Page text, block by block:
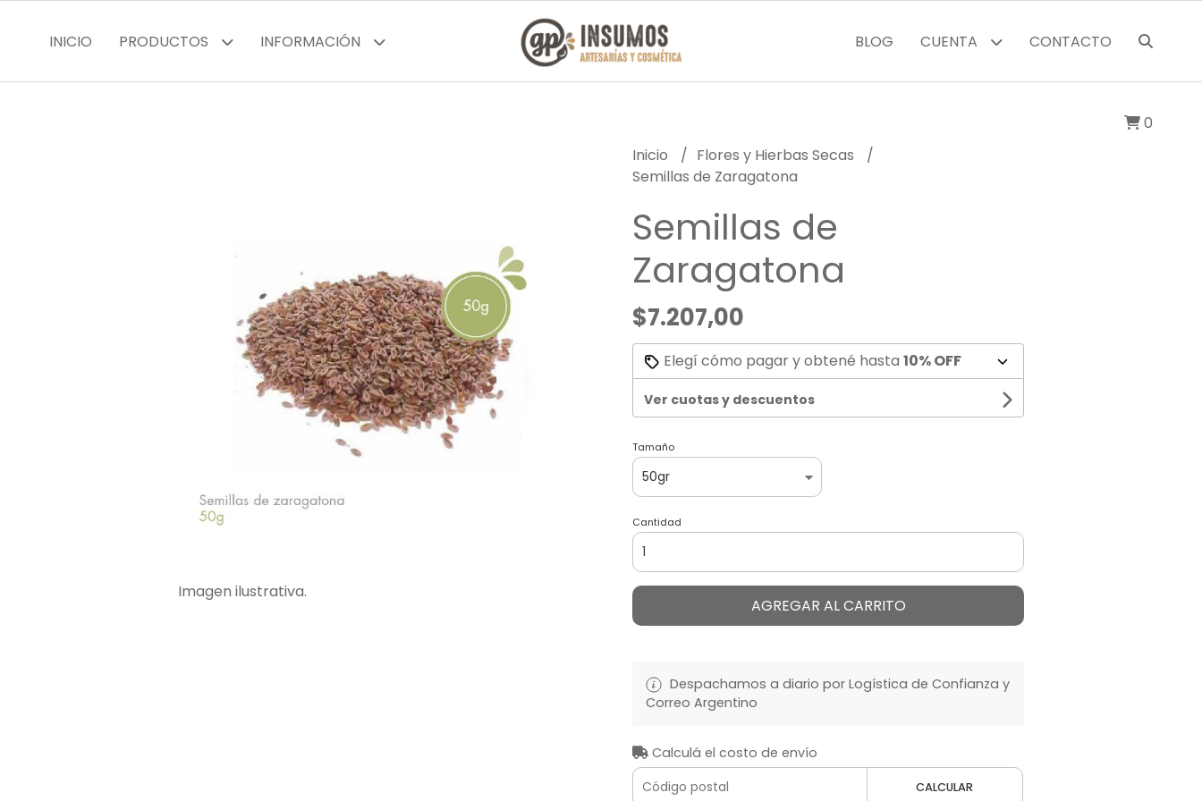
INICIO PRODUCTOS INFORMACIÓN BLOG CUENTA CONTACTO
0
Imagen ilustrativa.
Inicio
Flores y Hierbas Secas
Semillas de Zaragatona
Semillas de
Zaragatona
$7.207,00
Elegí cómo pagar y obtené hasta 10% OFF
Ver cuotas y descuentos
Tamaño
Cantidad
AGREGAR AL CARRITO
Despachamos a diario por Logística de Confianza y
Correo Argentino
Calculá el costo de envío
CALCULAR